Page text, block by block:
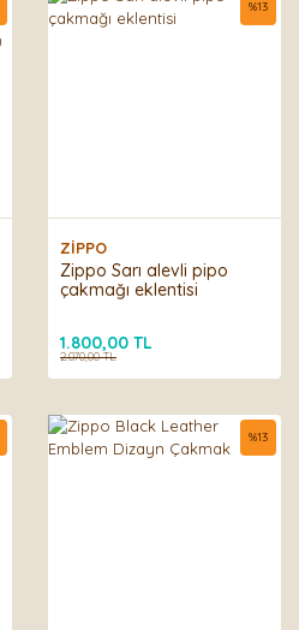
ZİPPO
Zippo Sarı alevli pipo
çakmağı eklentisi
%13
1.800,00 TL
2.070,00 TL
%13